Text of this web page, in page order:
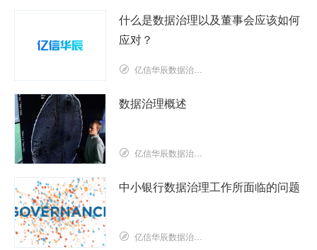
什么是数据治理以及董事会应该如何
应对？
亿信华辰数据治理研究院
数据治理概述
亿信华辰数据治理研究院
中小银行数据治理工作所面临的问题
亿信华辰数据治理研究院